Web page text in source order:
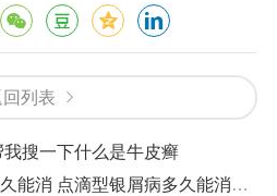
回列表
我搜一下什么是牛皮癣
消 点滴型银屑病多久能消下去